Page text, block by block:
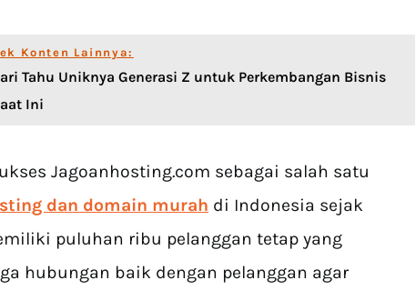
Konten Lainnya:
Tahu Uniknya Generasi Z untuk Perkembangan Bisnis
Ini
Jagoanhosting.com sebagai salah satu
dan domain murah di Indonesia sejak
puluhan ribu pelanggan tetap yang
hubungan baik dengan pelanggan agar